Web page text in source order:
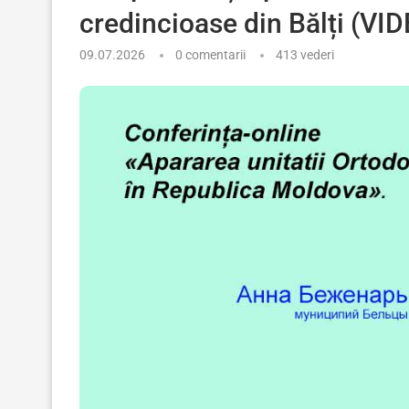
credincioase din Bălți
09.07.2026 0 comentarii 413 vederi